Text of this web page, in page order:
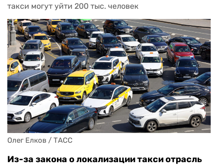
такси могут уйти 200 тыс. человек
Олег Елков / ТАСС
Из-за закона о локализации такси отрасль